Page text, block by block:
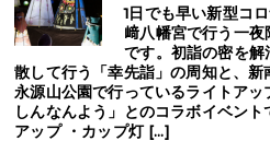
1日でも早い新型コ
﨑八幡宮で行う一夜
です。初詣の密を
散して行う「幸先詣」の周知と、
永源山公園で行っているライトア
しんなんよう」とのコラボイベン
アップ ・カップ灯 […]